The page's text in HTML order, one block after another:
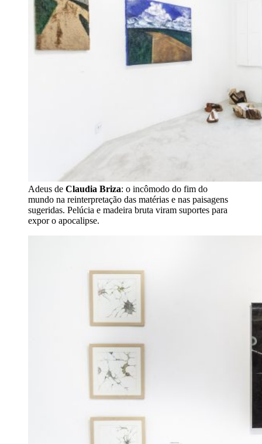
Adeus de Claudia Briza: o incômodo do fim do
mundo na reinterpretação das matérias e nas paisagens
sugeridas. Pelúcia e madeira bruta viram suportes para
expor o apocalipse.